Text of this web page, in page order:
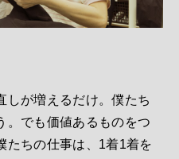
しが増えるだけ。僕たち
。でも価値あるものをつ
たちの仕事は、1着1着を